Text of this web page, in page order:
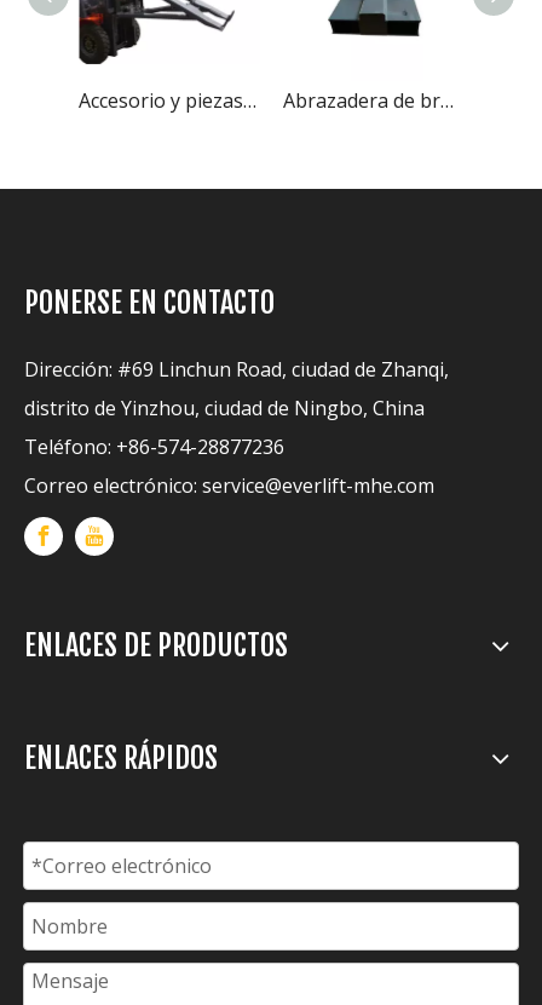
Accesorio y piezas para carretilla elevadora con volquete de contenedor de Everlift Abrazadera de brazo de barra de accesorios y piezas para montacargas
PONERSE EN CONTACTO
Dirección: #69 Linchun Road, ciudad de Zhanqi,
distrito de Yinzhou, ciudad de Ningbo, China
Teléfono: +86-574-28877236
Correo electrónico: service@everlift-mhe.com
ENLACES DE PRODUCTOS
ENLACES RÁPIDOS